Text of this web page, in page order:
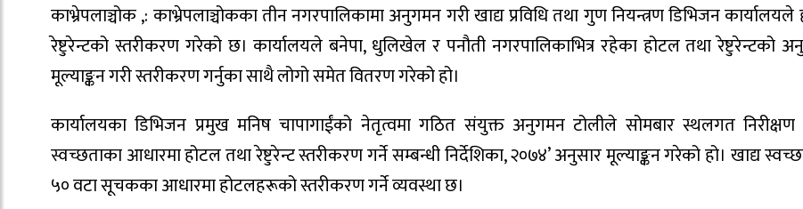
काभ्रेपलाञ्चोक ,: काभ्रेपलाञ्चोकका तीन नगरपालिकामा अनुगमन गरी खाद्य प्रविधि तथा गुण नियन्त्रण डिभिजन
रेष्टुरेन्टको स्तरीकरण गरेको छ। कार्यालयले बनेपा, धुलिखेल र पनौती नगरपालिकाभित्र रहेका होटल तथा रेष्टुरेन्टको
मूल्याङ्कन गरी स्तरीकरण गर्नुका साथै लोगो समेत वितरण गरेको हो।
कार्यालयका डिभिजन प्रमुख मनिष चापागाईंको नेतृत्वमा गठित संयुक्त अनुगमन टोलीले सोमबार स्थलगत निरीक्षण
स्वच्छताका आधारमा होटल तथा रेष्टुरेन्ट स्तरीकरण गर्ने सम्बन्धी निर्देशिका, २०७४’ अनुसार मूल्याङ्कन गरेको हो। खाद्य
५० वटा सूचकका आधारमा होटलहरूको स्तरीकरण गर्ने व्यवस्था छ।